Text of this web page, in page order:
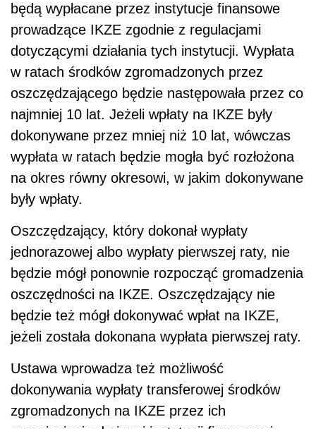
będą wypłacane przez instytucje finansowe
prowadzące IKZE zgodnie z regulacjami
dotyczącymi działania tych instytucji. Wypłata
w ratach środków zgromadzonych przez
oszczędzającego będzie następowała przez co
najmniej 10 lat. Jeżeli wpłaty na IKZE były
dokonywane przez mniej niż 10 lat, wówczas
wypłata w ratach będzie mogła być rozłożona
na okres równy okresowi, w jakim dokonywane
były wpłaty.
Oszczędzający, który dokonał wypłaty
jednorazowej albo wypłaty pierwszej raty, nie
będzie mógł ponownie rozpocząć gromadzenia
oszczędności na IKZE. Oszczędzający nie
będzie też mógł dokonywać wpłat na IKZE,
jeżeli została dokonana wypłata pierwszej raty.
Ustawa wprowadza też możliwość
dokonywania wypłaty transferowej środków
zgromadzonych na IKZE przez ich